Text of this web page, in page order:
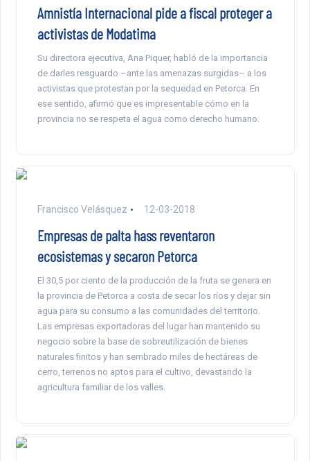
Amnistía Internacional pide a fiscal proteger a
activistas de Modatima
Su directora ejecutiva, Ana Piquer, habló de la importancia
de darles resguardo –ante las amenazas surgidas– a los
activistas que protestan por la sequedad en Petorca. En
ese sentido, afirmó que es impresentable cómo en la
provincia no se respeta el agua como derecho humano.
Francisco Velásquez 12-03-2018
Empresas de palta hass reventaron
ecosistemas y secaron Petorca
El 30,5 por ciento de la producción de la fruta se genera en
la provincia de Petorca a costa de secar los ríos y dejar sin
agua para su consumo a las comunidades del territorio.
Las empresas exportadoras del lugar han mantenido su
negocio sobre la base de sobreutilización de bienes
naturales finitos y han sembrado miles de hectáreas de
cerro, terrenos no aptos para el cultivo, devastando la
agricultura familiar de los valles.